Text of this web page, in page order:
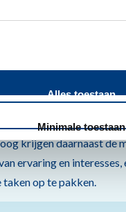
Alles toestaan
Minimale toestaan
het IHT en JOT-FACT
zorg voor jongeren en
met een achtergrond als
krijgen daarnaast de
ervaring en interesses,
taken op te pakken.